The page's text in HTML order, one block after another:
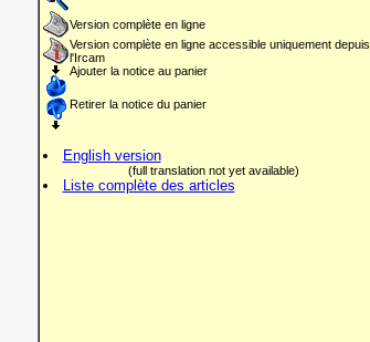
Version complète en ligne
Version complète en ligne accessible uniquement depuis
l'Ircam
Ajouter la notice au panier
Retirer la notice du panier
English version
(full translation not yet available)
Liste complète des articles